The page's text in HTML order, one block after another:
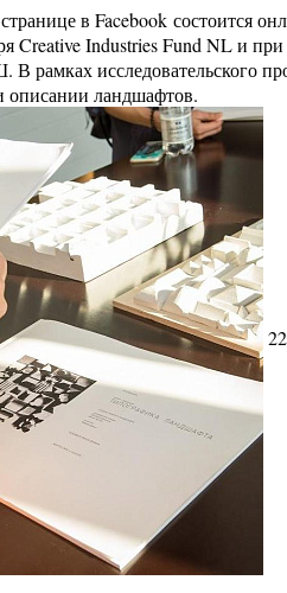
в Facebook состоится
Creative Industries Fund NL и
исследовательского
описании ландшафтов.